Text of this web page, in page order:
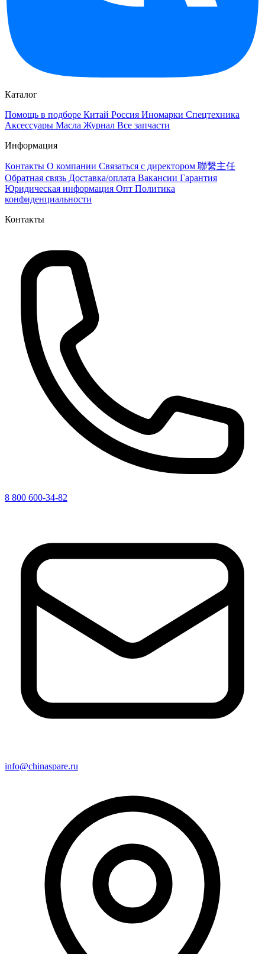
Каталог
Помощь в подборе Китай Россия Иномарки Спецтехника
Аксессуары Масла Журнал Все запчасти
Информация
Контакты О компании Связаться с директором 聯繫主任
Обратная связь Доставка/оплата Вакансии Гарантия
Юридическая информация Опт Политика
конфиденциальности
Контакты
8 800 600-34-82
info@chinaspare.ru